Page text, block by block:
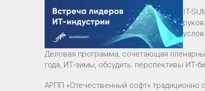
IT-
Деловая программа, сочетающая
года, ИТ-зимы, обсудить: перспективы ИТ-
АРПП «Отечественный софт» традиционно